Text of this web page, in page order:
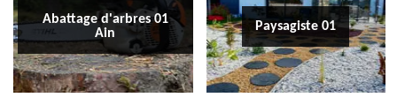
Abattage d'arbres 01
Ain
Paysagiste 01